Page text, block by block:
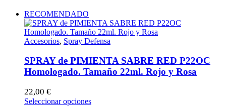
RECOMENDADO
Accesorios, Spray Defensa
SPRAY de PIMIENTA SABRE RED P22OC
Homologado. Tamaño 22ml. Rojo y Rosa
22,00 €
Seleccionar opcionesEste